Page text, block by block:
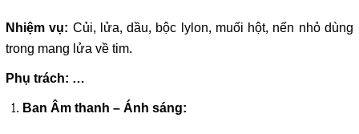
Nhiệm vụ: Củi, lửa, dầu, bộc lylon, muối hột, nến nhỏ dùng
trong mang lửa về tim.
Phụ trách: …
Ban Âm thanh – Ánh sáng: